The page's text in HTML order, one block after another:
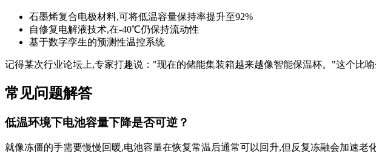
石墨烯复合电极材料,可将低温容量保持率提升至92%
自修复电解液技术,在-40℃仍保持流动性
基于数字孪生的预测性温控系统
记得某次行业论坛上,专家打趣说："现在的储能集装箱越来越像智能保温杯。"这个比
常见问题解答
低温环境下电池容量下降是否可逆？
就像冻僵的手需要慢慢回暖,电池容量在恢复常温后通常可以回升,但反复冻融会加速老